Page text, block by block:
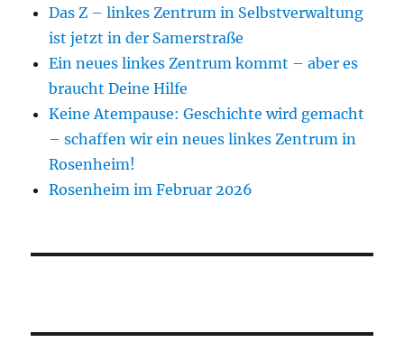
Das Z – linkes Zentrum in Selbstverwaltung
ist jetzt in der Samerstraße
Ein neues linkes Zentrum kommt – aber es
braucht Deine Hilfe
Keine Atempause: Geschichte wird gemacht
– schaffen wir ein neues linkes Zentrum in
Rosenheim!
Rosenheim im Februar 2026